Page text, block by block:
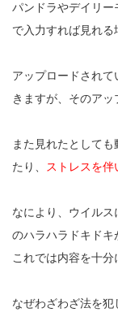
パンドラやデイリー
で入力すれば見れる
アップロードされ
きますが、そのアッ
また見れたとして
たり、
ストレスを伴
なにより、ウイル
のハラハラドキドキ
これでは内容を十分
なぜわざわざ法を犯